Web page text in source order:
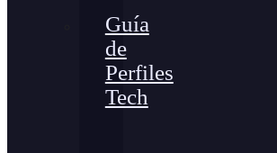
Guía
de
Perfiles
Tech